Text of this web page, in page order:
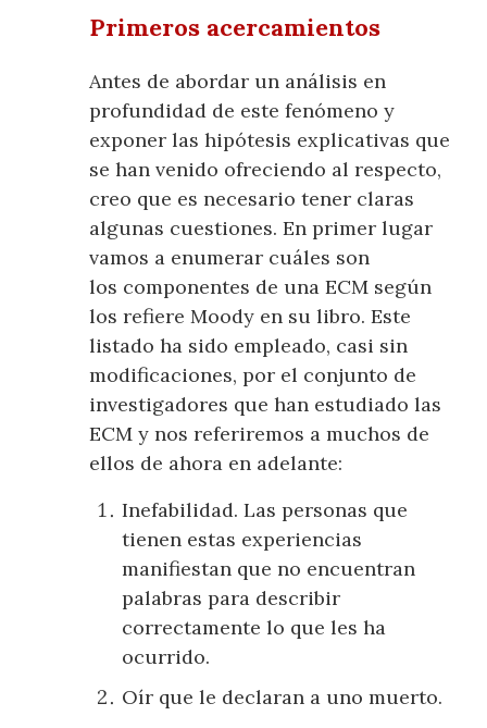
Primeros acercamientos
Antes de abordar un análisis en
profundidad de este fenómeno y
exponer las hipótesis explicativas que
se han venido ofreciendo al respecto,
creo que es necesario tener claras
algunas cuestiones. En primer lugar
vamos a enumerar cuáles son
los componentes de una ECM según
los refiere Moody en su libro. Este
listado ha sido empleado, casi sin
modificaciones, por el conjunto de
investigadores que han estudiado las
ECM y nos referiremos a muchos de
ellos de ahora en adelante:
Inefabilidad. Las personas que
tienen estas experiencias
manifiestan que no encuentran
palabras para describir
correctamente lo que les ha
ocurrido.
Oír que le declaran a uno muerto.